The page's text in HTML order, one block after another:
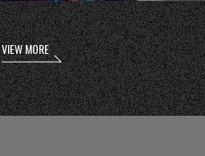
VIEW MORE